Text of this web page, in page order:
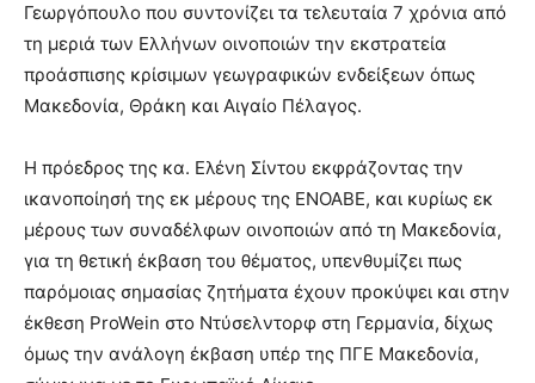
Γεωργόπουλο που συντονίζει τα τελευταία 7 χρόνια από
τη μεριά των Ελλήνων οινοποιών την εκστρατεία
προάσπισης κρίσιμων γεωγραφικών ενδείξεων όπως
Μακεδονία, Θράκη και Αιγαίο Πέλαγος.
Η πρόεδρος της κα. Ελένη Σίντου εκφράζοντας την
ικανοποίησή της εκ μέρους της ΕΝΟΑΒΕ, και κυρίως εκ
μέρους των συναδέλφων οινοποιών από τη Μακεδονία,
για τη θετική έκβαση του θέματος, υπενθυμίζει πως
παρόμοιας σημασίας ζητήματα έχουν προκύψει και στην
έκθεση ProWein στο Ντύσελντορφ στη Γερμανία, δίχως
όμως την ανάλογη έκβαση υπέρ της ΠΓΕ Μακεδονία,